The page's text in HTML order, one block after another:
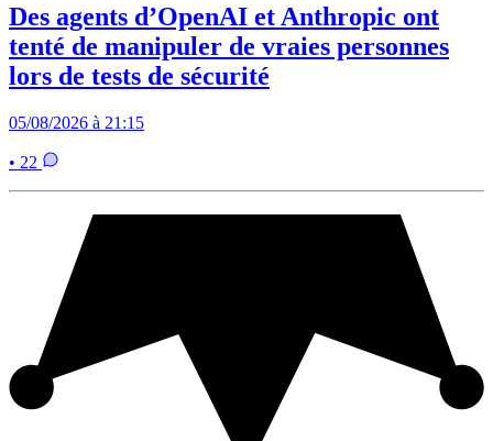
Des agents d’OpenAI et Anthropic ont
tenté de manipuler de vraies personnes
lors de tests de sécurité
05/08/2026 à 21:15
• 22